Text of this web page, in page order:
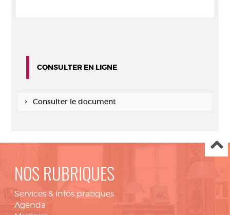
CONSULTER EN LIGNE
Consulter le document
NOS RUBRIQUES
Services & infos pratiques
Agenda